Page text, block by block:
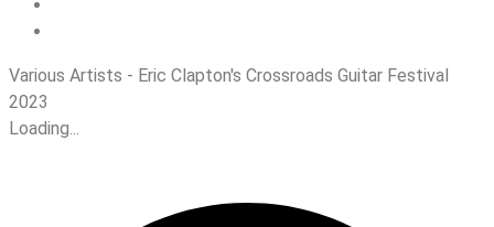
Various Artists - Eric Clapton's Crossroads Guitar Festival
2023
Loading...